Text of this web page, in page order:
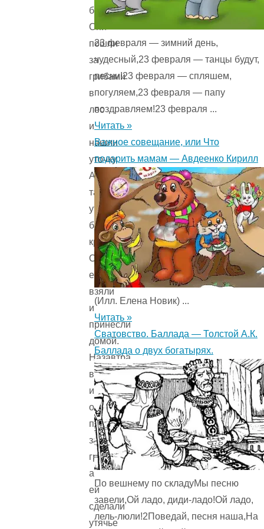
баба.
Они
пошли
за
грибами
в
лес
и
нашли
уточку.
А
та
уточка
была
кривая.
Они
ее
взяли
и
принесли
домой.
Назавтра
встали
и
опять
пошли
за
грибами,
а
ей
сделали
утячье
23 февраля — зимний день,
чудесный,23 февраля — танцы будут,
песни!23 февраля — спляшем,
погуляем,23 февраля — папу
поздравляем!23 февраля ...
Читать »
Важное совещание, или Что
подарить мамам — Авдеенко Кирилл
(Илл. Елена Новик) ...
Читать »
Сватовство. Баллада — Толстой А.К.
Баллада о двух богатырях.
По вешнему по складуМы песню
завели,Ой ладо, диди-ладо!Ой ладо,
лель-люли!2Поведай, песня наша,На